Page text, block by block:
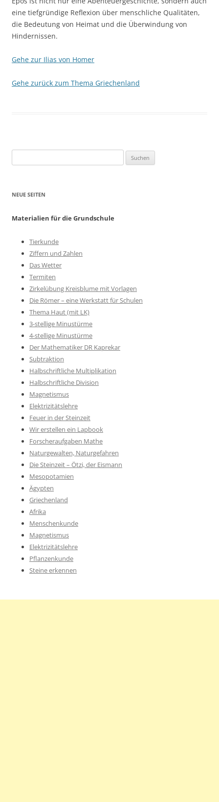
eine tiefgründige Reflexion über menschliche Qualitäten,
die Bedeutung von Heimat und die Überwindung von
Hindernissen.
Gehe zur Ilias von Homer
Gehe zurück zum Thema Griechenland
nach:
NEUE SEITEN
Materialien für die Grundschule
Tierkunde
Ziffern und Zahlen
Das Wetter
Termiten
Zirkelübung Kreisblume mit Vorlagen
Die Römer – eine Werkstatt für Schulen
Thema Haut (mit LK)
3-stellige Minustürme
4-stellige Minustürme
Der Mathematiker DR Kaprekar
Subtraktion
Halbschriftliche Multiplikation
Halbschriftliche Division
Magnetismus
Elektrizitätslehre
Feuer in der Steinzeit
Wir erstellen ein Lapbook
Forscheraufgaben Mathe
Naturgewalten, Naturgefahren
Die Steinzeit – Ötzi, der Eismann
Mesopotamien
Ägypten
Griechenland
Afrika
Menschenkunde
Magnetismus
Elektrizitätslehre
Pflanzenkunde
Steine erkennen